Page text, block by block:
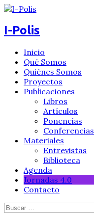
I-Polis
Inicio
Qué Somos
Quiénes Somos
Proyectos
Publicaciones
Libros
Artículos
Ponencias
Conferencias
Materiales
Entrevistas
Biblioteca
Agenda
Jornadas 4.0
Contacto
Buscar: